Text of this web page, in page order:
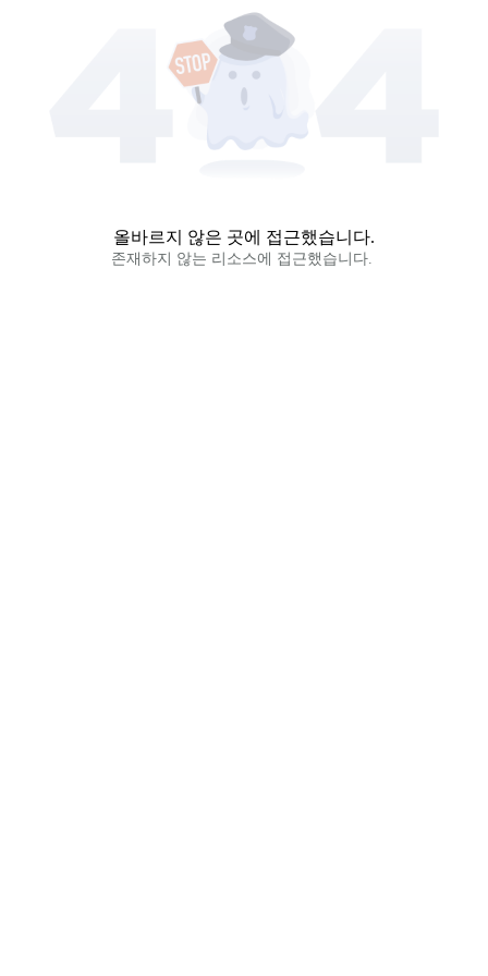
올바르지 않은 곳에 접근했습니다.
존재하지 않는 리소스에 접근했습니다.